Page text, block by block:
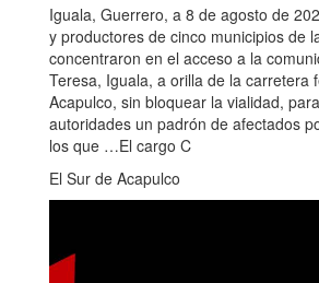
Iguala, Guerrero, a 8 de agosto de
y productores de cinco municipios de
concentraron en el acceso a la
Teresa, Iguala, a orilla de la carretera
Acapulco, sin bloquear la vialidad,
autoridades un padrón de afectados
los que …El cargo C
El Sur de Acapulco